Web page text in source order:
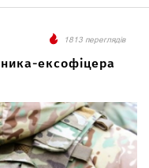
1813 переглядів
ексофіцера